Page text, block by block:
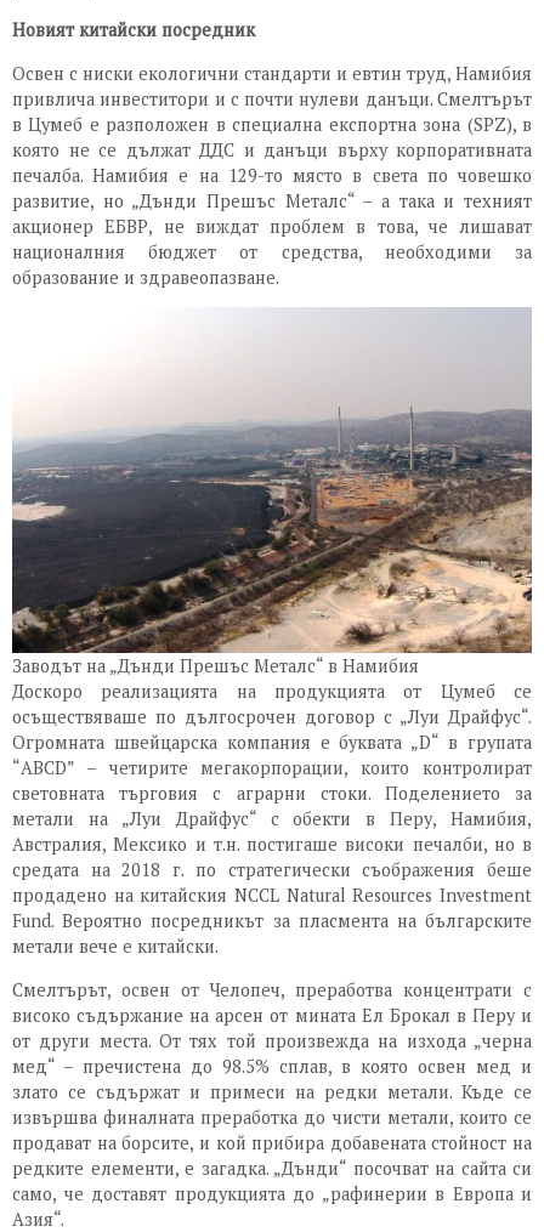
Новият китайски посредник
Освен с ниски екологични стандарти и евтин труд, Намибия
привлича инвеститори и с почти нулеви данъци. Смелтърът
в Цумеб е разположен в специална експортна зона (SPZ), в
която не се дължат ДДС и данъци върху корпоративната
печалба. Намибия е на 129-то място в света по човешко
развитие, но „Дънди Прешъс Металс“ – а така и техният
акционер ЕБВР, не виждат проблем в това, че лишават
националния бюджет от средства, необходими за
образование и здравеопазване.
Заводът на „Дънди Прешъс Металс“ в Намибия
Доскоро реализацията на продукцията от Цумеб се
осъществяваше по дългосрочен договор с „Луи Драйфус“.
Огромната швейцарска компания е буквата „D“ в групата
“ABCD” – четирите мегакорпорации, които контролират
световната търговия с аграрни стоки. Поделението за
метали на „Луи Драйфус“ с обекти в Перу, Намибия,
Австралия, Мексико и т.н. постигаше високи печалби, но в
средата на 2018 г. по стратегически съображения беше
продадено на китайския NCCL Natural Resources Investment
Fund. Вероятно посредникът за пласмента на българските
метали вече е китайски.
Смелтърът, освен от Челопеч, преработва концентрати с
високо съдържание на арсен от мината Ел Брокал в Перу и
от други места. От тях той произвежда на изхода „черна
мед“ – пречистена до 98.5% сплав, в която освен мед и
злато се съдържат и примеси на редки метали. Къде се
извършва финалната преработка до чисти метали, които се
продават на борсите, и кой прибира добавената стойност на
редките елементи, е загадка. „Дънди“ посочват на сайта си
само, че доставят продукцията до „рафинерии в Европа и
Азия“.